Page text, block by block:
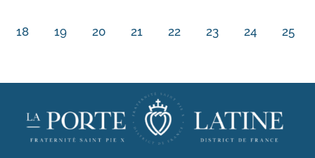
18 19 20 21 22 23 24 25